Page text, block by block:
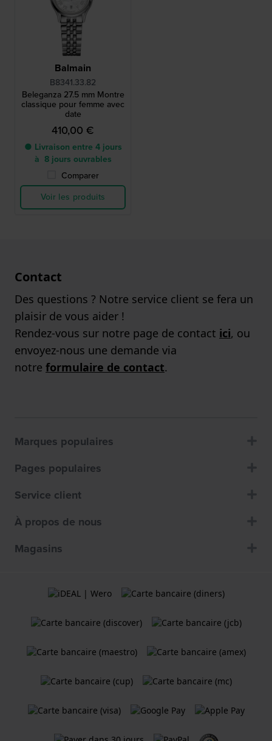
Balmain
B8341.33.82
Beleganza 27.5 mm Montre
classique pour femme avec
date
410,00 €
● Livraison entre 4 jours
à 8 jours ouvrables
Comparer
Voir les produits
Contact
Des questions ? Notre service client se fera un
plaisir de vous aider !
Rendez-vous sur notre page de contact ici, ou
envoyez-nous une demande via
notre formulaire de contact.
Marques populaires
Pages populaires
Service client
À propos de nous
Magasins